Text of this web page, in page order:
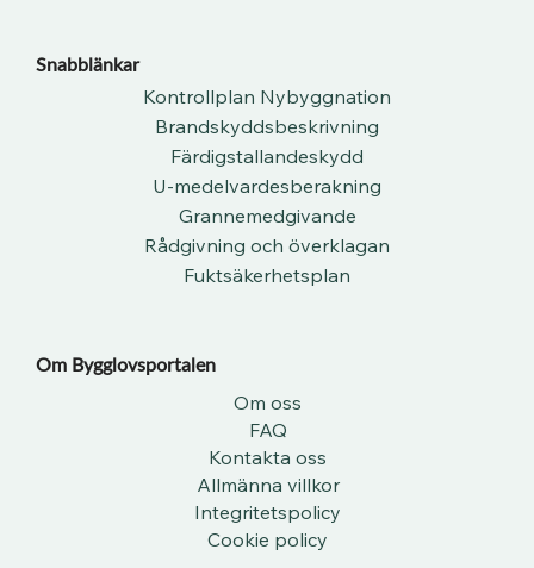
Om Bygglovsportalen​
Om oss
FAQ
Kontakta oss
Allmänna villkor
Integritetspolicy
Cookie policy
Snabblänkar
Kontrollplan Nybyggnation
Brandskyddsbeskrivning
Färdigstallandeskydd
U-medelvardesberakning
Grannemedgivande
Rådgivning och överklagan
Fuktsäkerhetsplan